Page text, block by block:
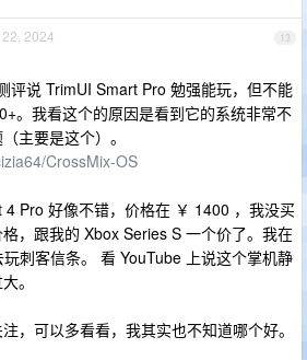
13
2024
评说 TrimUI Smart Pro 勉强能玩，但不能
。我看这个的原因是看到它的系统非常不
主要是这个）。
CrossMix-OS
Pro 好像不错，价格在 ￥ 1400 ，我没买
，跟我的 Xbox Series S 一个价了。我在
刺客信条。 看 YouTube 上说这个掌机静
。
，可以多看看，我其实也不知道哪个好。